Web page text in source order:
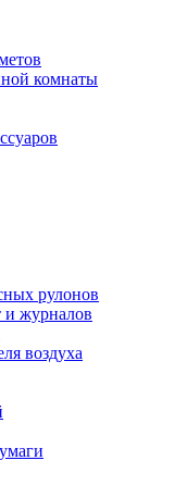
комнаты
рулонов
и журналов
воздуха